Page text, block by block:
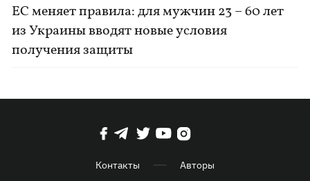
ЕС меняет правила: для мужчин 23 – 60 лет
из Украины вводят новые условия
получения защиты
Контакты Авторы